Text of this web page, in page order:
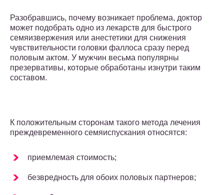
Разобравшись, почему возникает проблема, доктор
может подобрать одно из лекарств для быстрого
семяизвержения или анестетики для снижения
чувствительности головки фаллоса сразу перед
половым актом. У мужчин весьма популярны
презервативы, которые обработаны изнутри таким
составом.
К положительным сторонам такого метода лечения
преждевременного семяиспускания относятся:
приемлемая стоимость;
безвредность для обоих половых партнеров;